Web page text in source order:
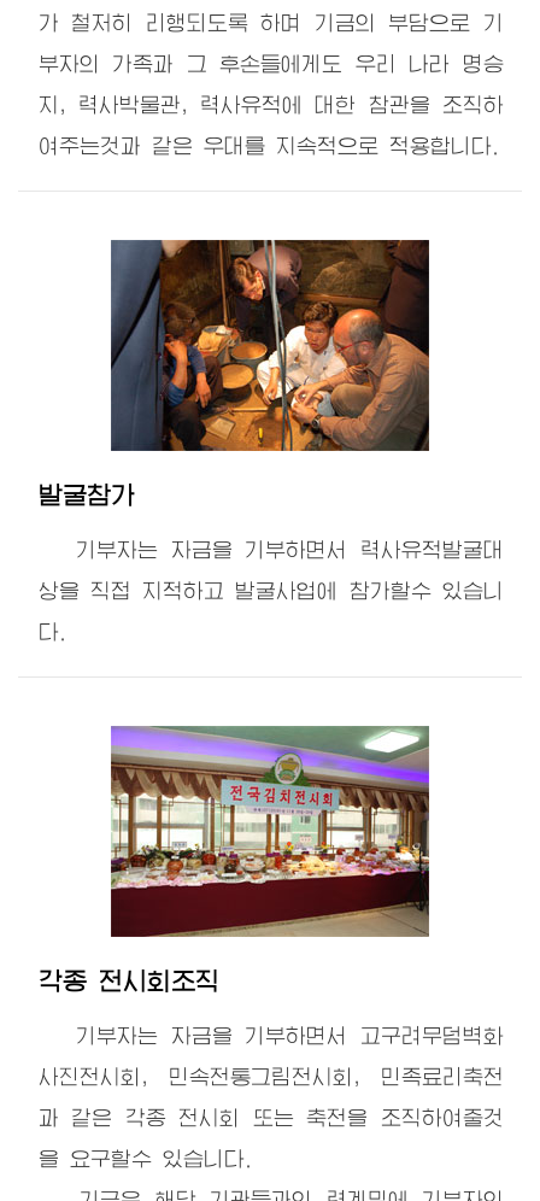
가 철저히 리행되도록 하며 기금의 부담으로 기
부자의 가족과 그 후손들에게도 우리 나라 명승
지, 력사박물관, 력사유적에 대한 참관을 조직하
여주는것과 같은 우대를 지속적으로 적용합니다.
발굴참가
기부자는 자금을 기부하면서 력사유적발굴대
상을 직접 지적하고 발굴사업에 참가할수 있습니
다.
각종 전시회조직
기부자는 자금을 기부하면서 고구려무덤벽화
사진전시회, 민속전통그림전시회, 민족료리축전
과 같은 각종 전시회 또는 축전을 조직하여줄것
을 요구할수 있습니다.